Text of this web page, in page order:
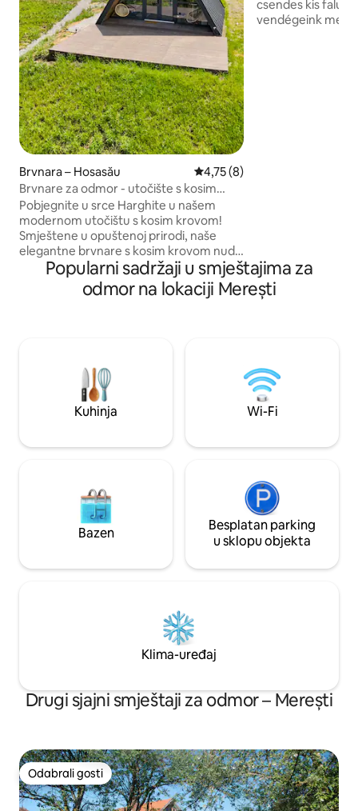
Brvnara – Hosasău Prosječna ocjena: 4,75/5,
4,75 (8)
Brvnare za odmor - utočište s kosim
krovom u Harghiti
Pobjegnite u srce Harghite u našem
modernom utočištu s kosim krovom!
Smještene u opuštenoj prirodi, naše
elegantne brvnare s kosim krovom nude
savršen odmor za 2 - 4 gosta. Izgrađena
2024. godine, svaka brvnara ima privatnu
saunu i tradicionalnu drvenu kadu, što
parove, obitelji ili prijatelje, ovo je
utočište savršeno za opuštanje ili
istraživanje krajolika Harghite koji
oduzimaju dah.
csendes kis
vendégeink
Popularni sadržaji u smještajima za
odmor na lokaciji Merești
Kuhinja Wi-Fi
Bazen
Besplatan parking
u sklopu objekta
Klima-uređaj
Drugi sjajni smještaji za odmor – Merești
Odabrali gosti
Odabrali gosti